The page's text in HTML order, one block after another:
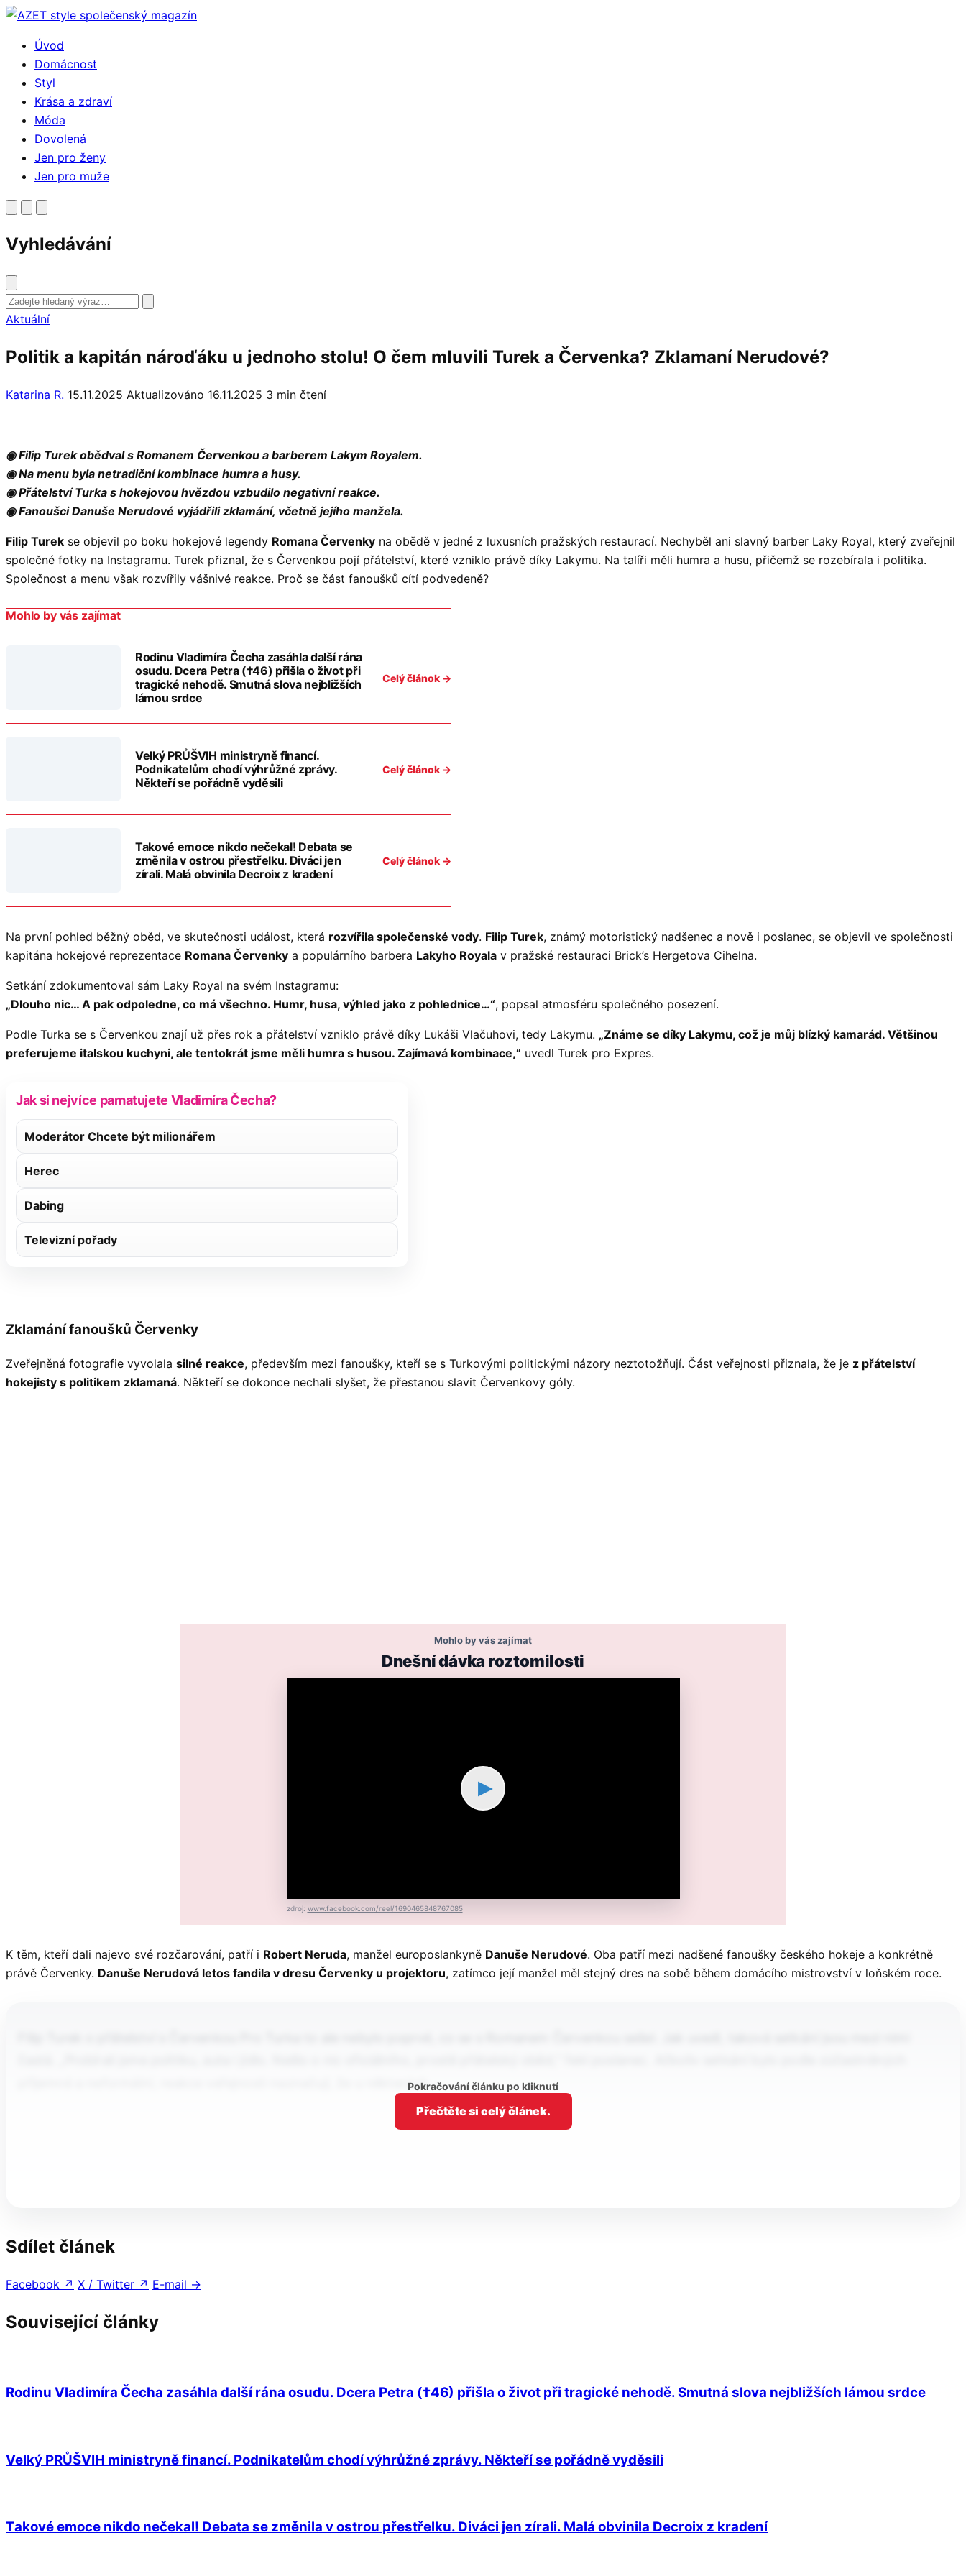
Přejít
obsahuÚvod
Domácnost
Styl
Krása a zdraví
Móda
Dovolená
Jen pro ženy
Jen pro muže
Vyhledávání
Vyhledat
Aktuální
Politik a kapitán nároďáku u jednoho stolu! O čem mluvili Turek a Červenka? Zklamaní Nerudové?
Katarina R. 15.11.2025 Aktualizováno 16.11.2025 3 min čtení
◉ Filip Turek obědval s Romanem Červenkou a barberem Lakym Royalem.
◉ Na menu byla netradiční kombinace humra a husy.
◉ Přátelství Turka s hokejovou hvězdou vzbudilo negativní reakce.
◉ Fanoušci Danuše Nerudové vyjádřili zklamání, včetně jejího manžela.
Filip Turek se objevil po boku hokejové legendy Romana Červenky na obědě v jedné z luxusních pražských restaurací. Nechyběl ani slavný barber Laky Royal, který zveřejnil
společné fotky na Instagramu. Turek přiznal, že s Červenkou pojí přátelství, které vzniklo právě díky Lakymu. Na talíři měli humra a husu, přičemž se rozebírala i politika.
Společnost a menu však rozvířily vášnivé reakce. Proč se část fanoušků cítí podvedeně?
Mohlo by vás zajímat
Rodinu Vladimíra Čecha zasáhla další rána
osudu. Dcera Petra (†46) přišla o život při
tragické nehodě. Smutná slova nejbližších
lámou srdce
Celý článok →
Velký PRŮŠVIH ministryně financí.
Podnikatelům chodí výhrůžné zprávy.
Někteří se pořádně vyděsili
Celý článok →
Takové emoce nikdo nečekal! Debata se
změnila v ostrou přestřelku. Diváci jen
zírali. Malá obvinila Decroix z kradení
Celý článok →
Na první pohled běžný oběd, ve skutečnosti událost, která rozvířila společenské vody. Filip Turek, známý motoristický nadšenec a nově i poslanec, se objevil ve společnosti
kapitána hokejové reprezentace Romana Červenky a populárního barbera Lakyho Royala v pražské restauraci Brick’s Hergetova Cihelna.
Setkání zdokumentoval sám Laky Royal na svém Instagramu:
„Dlouho nic… A pak odpoledne, co má všechno. Humr, husa, výhled jako z pohlednice…“, popsal atmosféru společného posezení.
Podle Turka se s Červenkou znají už přes rok a přátelství vzniklo právě díky Lukáši Vlačuhovi, tedy Lakymu. „Známe se díky Lakymu, což je můj blízký kamarád. Většinou
preferujeme italskou kuchyni, ale tentokrát jsme měli humra s husou. Zajímavá kombinace,“ uvedl Turek pro Expres.
Jak si nejvíce pamatujete Vladimíra Čecha?
Moderátor Chcete být milionářem
Herec
Dabing
Televizní pořady
Zklamání fanoušků Červenky
Zveřejněná fotografie vyvolala silné reakce, především mezi fanoušky, kteří se s Turkovými politickými názory neztotožňují. Část veřejnosti přiznala, že je z přátelství
hokejisty s politikem zklamaná. Někteří se dokonce nechali slyšet, že přestanou slavit Červenkovy góly.
Mohlo by vás zajímat
Dnešní dávka roztomilosti
▶
zdroj: www.facebook.com/reel/1690465848767085
K těm, kteří dali najevo své rozčarování, patří i Robert Neruda, manžel europoslankyně Danuše Nerudové. Oba patří mezi nadšené fanoušky českého hokeje a konkrétně
právě Červenky. Danuše Nerudová letos fandila v dresu Červenky u projektoru, zatímco její manžel měl stejný dres na sobě během domácího mistrovství v loňském roce.
příjemné a neformální, reakce veřejnosti naznačují, že u některých…Pokračování článku po kliknutí
Přečtěte si celý článek.
Sdílet článek
Facebook ↗ X / Twitter ↗ E-mail →
Související články
Rodinu Vladimíra Čecha zasáhla další rána osudu. Dcera Petra (†46) přišla o život při tragické nehodě. Smutná slova nejbližších lámou srdce
Velký PRŮŠVIH ministryně financí. Podnikatelům chodí výhrůžné zprávy. Někteří se pořádně vyděsili
Takové emoce nikdo nečekal! Debata se změnila v ostrou přestřelku. Diváci jen zírali. Malá obvinila Decroix z kradení